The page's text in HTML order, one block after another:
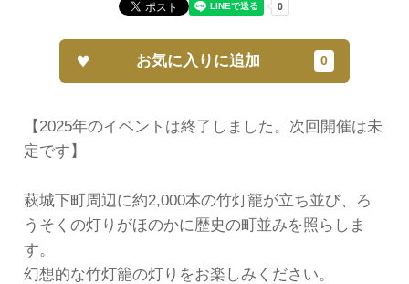
【2025年のイベントは終了しました。次回開催は未
定です】
萩城下町周辺に約2,000本の竹灯籠が立ち並び、ろ
うそくの灯りがほのかに歴史の町並みを照らしま
す。
幻想的な竹灯籠の灯りをお楽しみください。
お気に入りに追加